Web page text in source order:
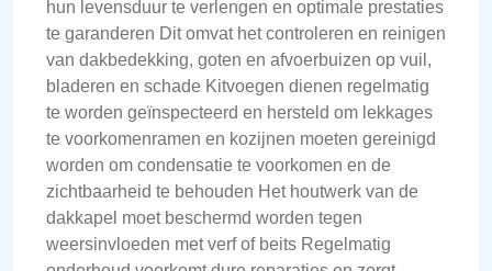
hun levensduur te verlengen en optimale prestaties
te garanderen Dit omvat het controleren en reinigen
van dakbedekking, goten en afvoerbuizen op vuil,
bladeren en schade Kitvoegen dienen regelmatig
te worden geïnspecteerd en hersteld om lekkages
te voorkomenramen en kozijnen moeten gereinigd
worden om condensatie te voorkomen en de
zichtbaarheid te behouden Het houtwerk van de
dakkapel moet beschermd worden tegen
weersinvloeden met verf of beits Regelmatig